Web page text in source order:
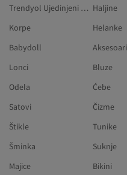
Trendyol Ujedinjeni Arapski Emirati Haljine
Korpe
Helanke
Babydoll
Aksesoari
Lonci
Bluze
Odela
Ćebe
Satovi
Čizme
Štikle
Tunike
Šminka
Suknje
Majice
Bikini